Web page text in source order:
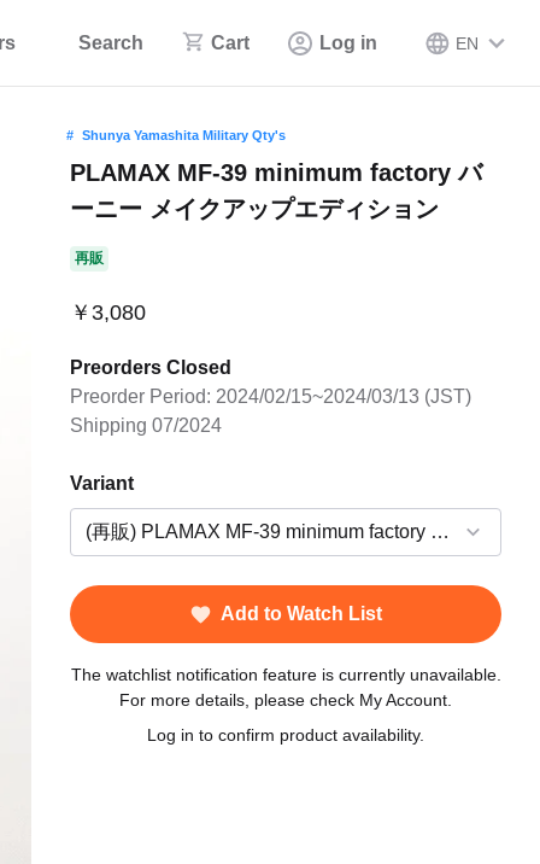
Search Cart Log in EN
Shunya Yamashita Military Qty's
PLAMAX MF-39 minimum factory バ
ーニー メイクアップエディション
再販
￥3,080
Preorders Closed
Preorder Period: 2024/02/15~2024/03/13 (JST)
Shipping 07/2024
Variant
Add to Watch List
The watchlist notification feature is currently unavailable.
For more details, please check My Account.
Log in to confirm product availability.